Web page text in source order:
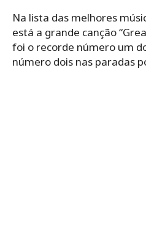
Na lista das melhores
está a grande canção
foi o recorde número um
número dois nas paradas